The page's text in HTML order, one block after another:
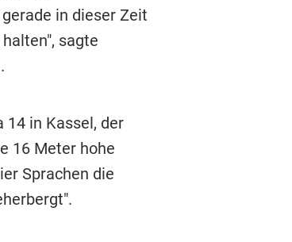
in dieser Zeit
sagte
14 in Kassel, der
16 Meter hohe
Sprachen die